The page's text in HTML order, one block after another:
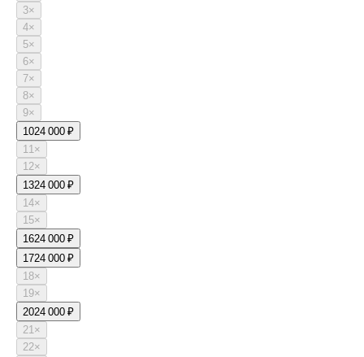
3×
4×
5×
6×
7×
8×
9×
1024 000 ₽
11×
12×
1324 000 ₽
14×
15×
1624 000 ₽
1724 000 ₽
18×
19×
2024 000 ₽
21×
22×